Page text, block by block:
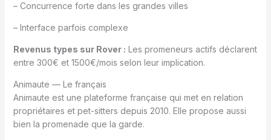
– Concurrence forte dans les grandes villes
– Interface parfois complexe
Revenus types sur Rover : Les promeneurs actifs déclarent
entre 300€ et 1500€/mois selon leur implication.
Animaute — Le français
Animaute est une plateforme française qui met en relation
propriétaires et pet-sitters depuis 2010. Elle propose aussi
bien la promenade que la garde.